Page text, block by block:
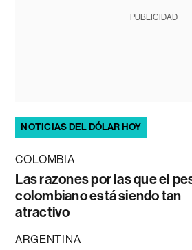
PUBLICIDAD
NOTICIAS DEL DÓLAR HOY
COLOMBIA
Las razones por las que el
colombiano está siendo tan
atractivo
ARGENTINA